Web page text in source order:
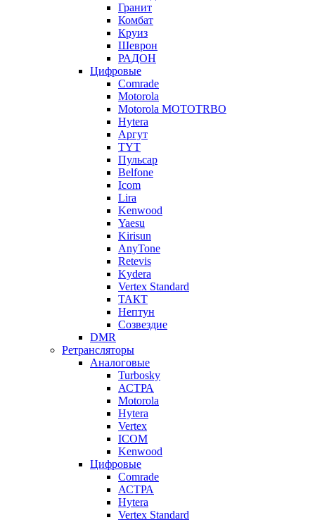
Гранит
Комбат
Круиз
Шеврон
РАДОН
Цифровые
Comrade
Motorola
Motorola MOTOTRBO
Hytera
Аргут
TYT
Пульсар
Belfone
Icom
Lira
Kenwood
Yaesu
Kirisun
AnyTone
Retevis
Kydera
Vertex Standard
ТАКТ
Нептун
Созвездие
DMR
Ретрансляторы
Аналоговые
Turbosky
АСТРА
Motorola
Hytera
Vertex
ICOM
Kenwood
Цифровые
Comrade
АСТРА
Hytera
Vertex Standard